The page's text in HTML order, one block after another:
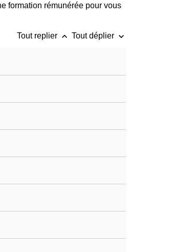
formation rémunérée pour vous
Tout replier keyboard_arrow_up Tout déplier keyboard_arrow_down